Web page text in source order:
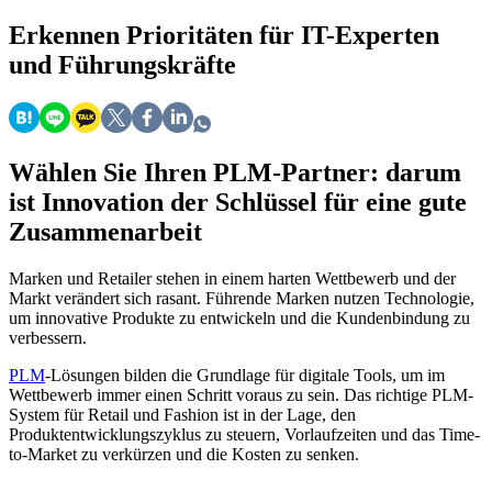
Erkennen Prioritäten für IT-Experten
und Führungskräfte
Wählen Sie Ihren PLM-Partner: darum
ist Innovation der Schlüssel für eine gute
Zusammenarbeit
Marken und Retailer stehen in einem harten Wettbewerb und der
Markt verändert sich rasant. Führende Marken nutzen Technologie,
um innovative Produkte zu entwickeln und die Kundenbindung zu
verbessern.
PLM-Lösungen bilden die Grundlage für digitale Tools, um im
Wettbewerb immer einen Schritt voraus zu sein. Das richtige PLM-
System für Retail und Fashion ist in der Lage, den
Produktentwicklungszyklus zu steuern, Vorlaufzeiten und das Time-
to-Market zu verkürzen und die Kosten zu senken.